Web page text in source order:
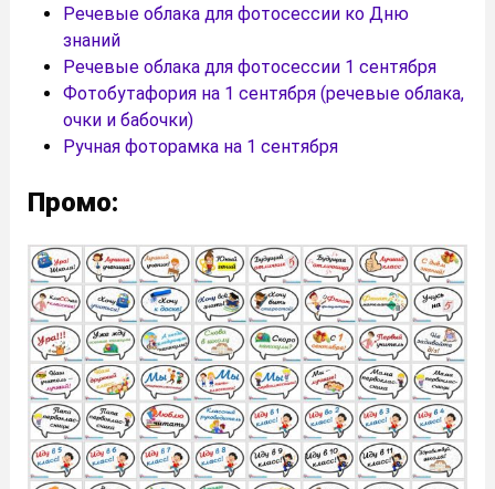
Речевые облака для фотосессии ко Дню
знаний
Речевые облака для фотосессии 1 сентября
Фотобутафория на 1 сентября (речевые облака,
очки и бабочки)
Ручная фоторамка на 1 сентября
Промо: